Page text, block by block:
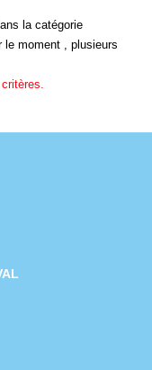
la catégorie
le moment , plusieurs